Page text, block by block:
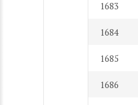
1683
1684
1685
1686